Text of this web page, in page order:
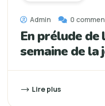
Admin 0
En prélude
semaine de la
Lire plus